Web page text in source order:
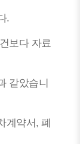
.
보다 자료
같았습니
계약서, 폐